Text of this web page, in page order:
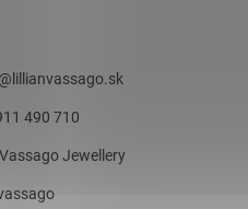
@ lillianvassago.sk
490 710
Jewellery